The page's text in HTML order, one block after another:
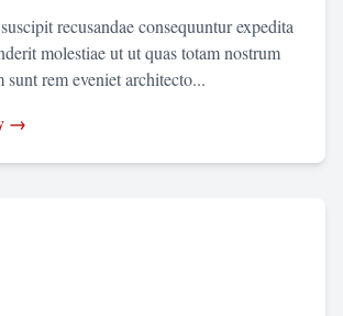
recusandae consequuntur expedita
molestiae ut ut quas totam nostrum
sunt rem eveniet architecto...
→